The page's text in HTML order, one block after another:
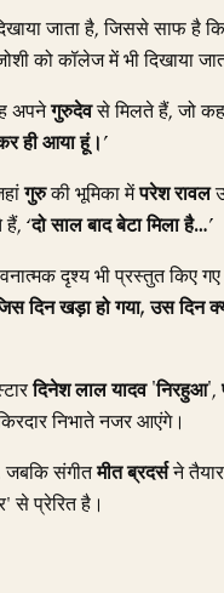
जाता है, जिससे साफ है
को कॉलेज में भी दिखाया
अपनेगुरुदेवसे मिलते हैं, जो
ही आया हूं।’
गुरुकी भूमिका मेंपरेश रावल
‘दो साल बाद बेटा मिला है…’
दृश्य भी प्रस्तुत किए
दिन खड़ा हो गया, उस दिन
दिनेश लाल यादव 'निरहुआ',
निभाते नजर आएंगे।
जबकि संगीतमीत ब्रदर्सने
से प्रेरित है।